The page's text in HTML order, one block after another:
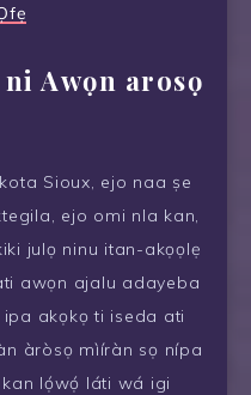
Awọn arosọ
Sioux, ejo naa ṣe
ejo omi nla kan,
julọ ninu itan-akọọlẹ
awọn ajalu adayeba
akọkọ ti iseda ati
àròsọ mìíràn sọ nípa
lọ́wọ́ láti wá igi